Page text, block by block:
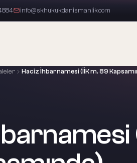
info@skhukukdanismanlik.com
Haciz İhbarnamesi (İİK m. 89